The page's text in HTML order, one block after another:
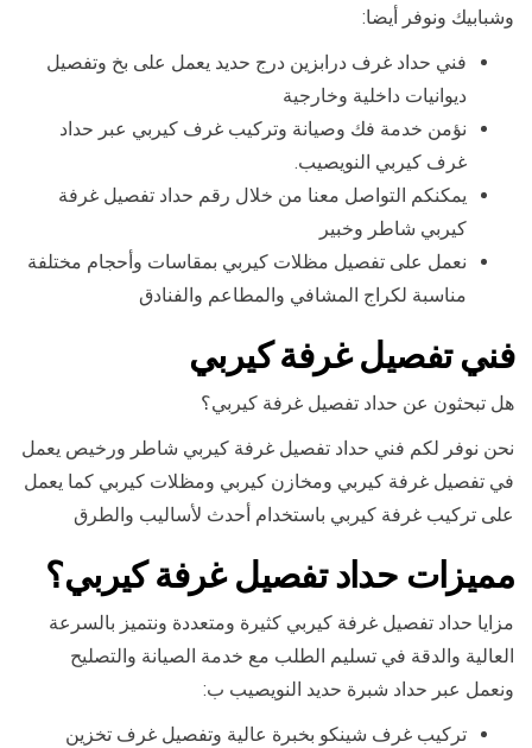
وشبابيك ونوفر أيضا:
فني حداد غرف درابزين درج حديد يعمل على بخ وتفصيل
ديوانيات داخلية وخارجية
نؤمن خدمة فك وصيانة وتركيب غرف كيربي عبر حداد
غرف كيربي النويصيب.
يمكنكم التواصل معنا من خلال رقم حداد تفصيل غرفة
كيربي شاطر وخبير
نعمل على تفصيل مظلات كيربي بمقاسات وأحجام مختلفة
مناسبة لكراج المشافي والمطاعم والفنادق
فني تفصيل غرفة كيربي
هل تبحثون عن حداد تفصيل غرفة كيربي؟
نحن نوفر لكم فني حداد تفصيل غرفة كيربي شاطر ورخيص يعمل
في تفصيل غرفة كيربي ومخازن كيربي ومظلات كيربي كما يعمل
على تركيب غرفة كيربي باستخدام أحدث لأساليب والطرق
مميزات حداد تفصيل غرفة كيربي؟
مزايا حداد تفصيل غرفة كيربي كثيرة ومتعددة ونتميز بالسرعة
العالية والدقة في تسليم الطلب مع خدمة الصيانة والتصليح
ونعمل عبر حداد شبرة حديد النويصيب ب:
تركيب غرف شينكو بخبرة عالية وتفصيل غرف تخزين